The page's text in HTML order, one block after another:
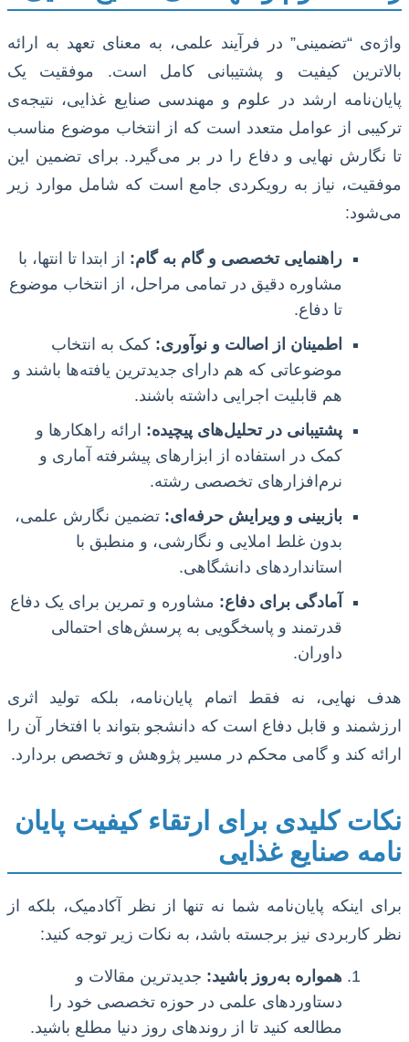
واژه‌ی “تضمینی” در فرآیند علمی، به معنای تعهد به ارائه
بالاترین کیفیت و پشتیبانی کامل است. موفقیت یک
پایان‌نامه ارشد در علوم و مهندسی صنایع غذایی، نتیجه‌ی
ترکیبی از عوامل متعدد است که از انتخاب موضوع مناسب
تا نگارش نهایی و دفاع را در بر می‌گیرد. برای تضمین این
موفقیت، نیاز به رویکردی جامع است که شامل موارد زیر
می‌شود:
راهنمایی تخصصی و گام به گام: از ابتدا تا انتها، با
مشاوره دقیق در تمامی مراحل، از انتخاب موضوع
تا دفاع.
اطمینان از اصالت و نوآوری: کمک به انتخاب
موضوعاتی که هم دارای جدیدترین یافته‌ها باشند و
هم قابلیت اجرایی داشته باشند.
پشتیبانی در تحلیل‌های پیچیده: ارائه راهکارها و
کمک در استفاده از ابزارهای پیشرفته آماری و
نرم‌افزارهای تخصصی رشته.
بازبینی و ویرایش حرفه‌ای: تضمین نگارش علمی،
بدون غلط املایی و نگارشی، و منطبق با
استانداردهای دانشگاهی.
آمادگی برای دفاع: مشاوره و تمرین برای یک دفاع
قدرتمند و پاسخگویی به پرسش‌های احتمالی
داوران.
هدف نهایی، نه فقط اتمام پایان‌نامه، بلکه تولید اثری
ارزشمند و قابل دفاع است که دانشجو بتواند با افتخار آن را
ارائه کند و گامی محکم در مسیر پژوهش و تخصص بردارد.
نکات کلیدی برای ارتقاء کیفیت پایان
نامه صنایع غذایی
برای اینکه پایان‌نامه شما نه تنها از نظر آکادمیک، بلکه از
نظر کاربردی نیز برجسته باشد، به نکات زیر توجه کنید:
همواره به‌روز باشید: جدیدترین مقالات و
دستاوردهای علمی در حوزه تخصصی خود را
مطالعه کنید تا از روندهای روز دنیا مطلع باشید.